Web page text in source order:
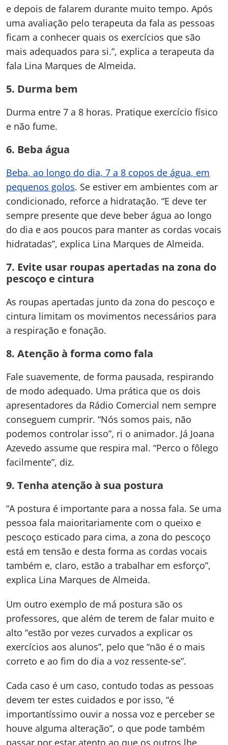
e depois de falarem durante muito tempo. Após
uma avaliação pelo terapeuta da fala as pessoas
ficam a conhecer quais os exercícios que são
mais adequados para si.”, explica a terapeuta da
fala Lina Marques de Almeida.
5. Durma bem
Durma entre 7 a 8 horas. Pratique exercício físico
e não fume.
6. Beba água
Beba, ao longo do dia, 7 a 8 copos de água, em
pequenos golos. Se estiver em ambientes com ar
condicionado, reforce a hidratação. “E deve ter
sempre presente que deve beber água ao longo
do dia e aos poucos para manter as cordas vocais
hidratadas”, explica Lina Marques de Almeida.
7. Evite usar roupas apertadas na zona do
pescoço e cintura
As roupas apertadas junto da zona do pescoço e
cintura limitam os movimentos necessários para
a respiração e fonação.
8. Atenção à forma como fala
Fale suavemente, de forma pausada, respirando
de modo adequado. Uma prática que os dois
apresentadores da Rádio Comercial nem sempre
conseguem cumprir. “Nós somos pais, não
podemos controlar isso”, ri o animador. Já Joana
Azevedo assume que respira mal. “Perco o fôlego
facilmente”, diz.
9. Tenha atenção à sua postura
“A postura é importante para a nossa fala. Se uma
pessoa fala maioritariamente com o queixo e
pescoço esticado para cima, a zona do pescoço
está em tensão e desta forma as cordas vocais
também e, claro, estão a trabalhar em esforço”,
explica Lina Marques de Almeida.
Um outro exemplo de má postura são os
professores, que além de terem de falar muito e
alto “estão por vezes curvados a explicar os
exercícios aos alunos”, pelo que “não é o mais
correto e ao fim do dia a voz ressente-se”.
Cada caso é um caso, contudo todas as pessoas
devem ter estes cuidados e por isso, “é
importantíssimo ouvir a nossa voz e perceber se
houve alguma alteração”, o que pode também
passar por estar atento ao que os outros lhe